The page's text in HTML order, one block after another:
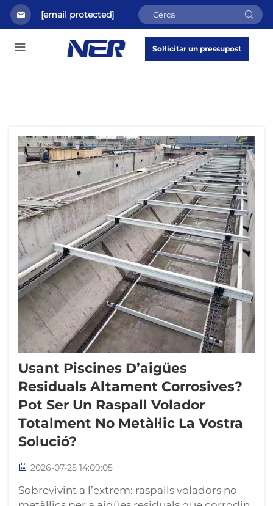
[email protected]
Sol·licitar un pressupost
Usant Piscines D’aigües
Residuals Altament Corrosives?
Pot Ser Un Raspall Volador
Totalment No Metàl·lic La Vostra
Solució?
2026-07-25 14:09:05
Sobrevivint a l’extrem: raspalls voladors no